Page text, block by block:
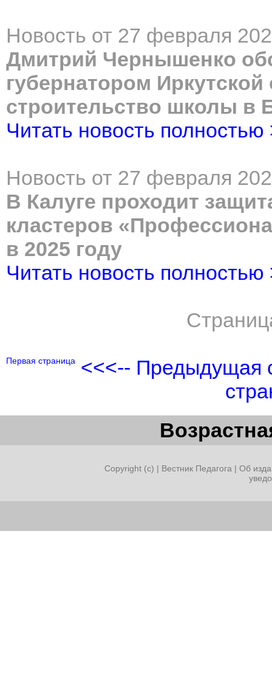
Новость от 27 февраля
Дмитрий Чернышенко
губернатором
строительство школы в
Читать новость полностью
Новость от 27 февраля
В Калуге проходит
кластеров
в 2025 году
Читать новость полностью
Первая страница
<<<-- Предыдущая
Copyright (c) | Вестник Педагога | Об